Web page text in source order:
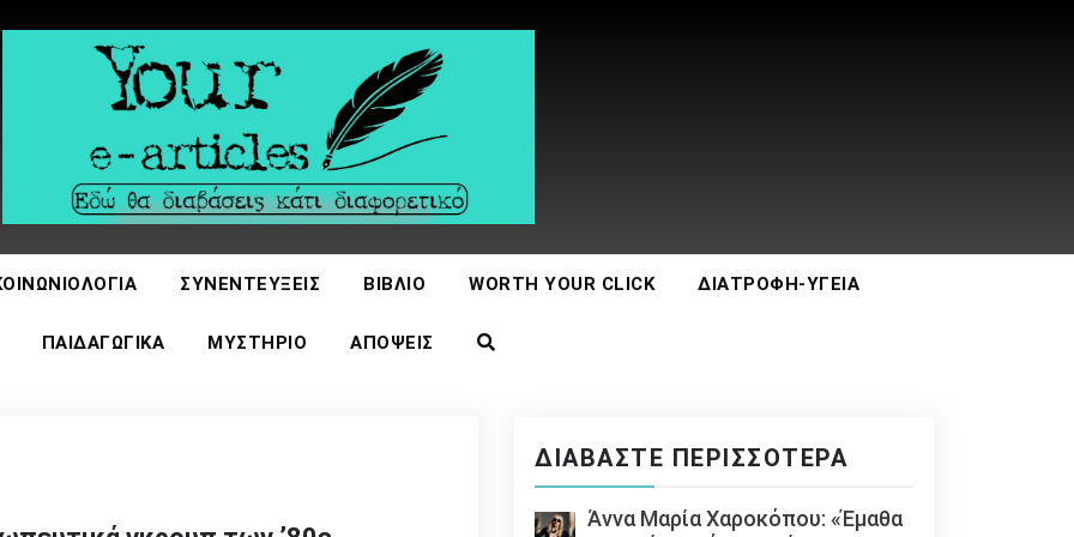
ΣΥΝΕΝΤΕΎΞΕΙΣ ΒΙΒΛΊΟ WORTH YOUR CLICK ΔΙΑΤΡΟΦΉ-ΥΓΕΊΑ
ΠΑΙΔΑΓΩΓΙΚΆ ΜΥΣΤΉΡΙΟ ΑΠΌΨΕΙΣ
ΔΙΑΒΆΣΤΕ ΠΕΡΙΣΣΌΤΕΡΑ
Άννα Μαρία Χαροκόπου: «Έμαθα